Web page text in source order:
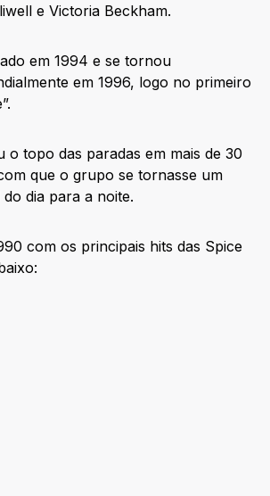
e Victoria Beckham.
em 1994 e se tornou
em 1996, logo no primeiro
o topo das paradas em mais de 30
que o grupo se tornasse um
dia para a noite.
com os principais hits das Spice